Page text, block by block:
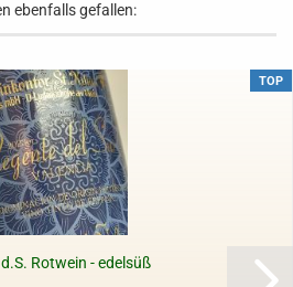
ebenfalls gefallen:
TOP
Rotwein - edelsüß